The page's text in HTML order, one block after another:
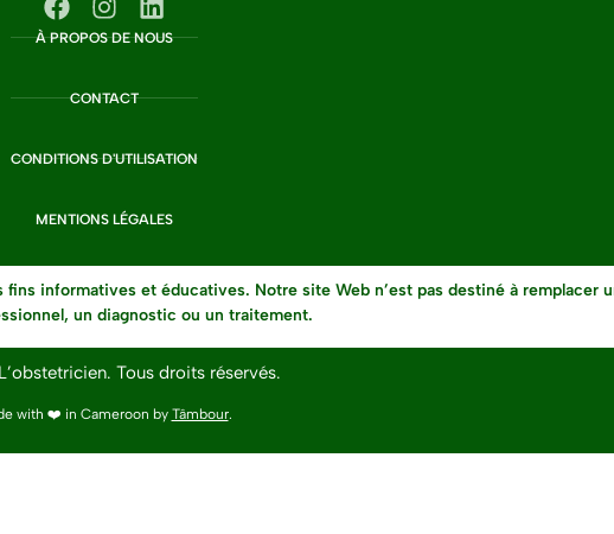
À PROPOS DE NOUS
CONTACT
CONDITIONS D'UTILISATION
MENTIONS LÉGALES
informatives et éducatives. Notre site Web n’est pas destiné à remplacer
un diagnostic ou un traitement.
Tous droits réservés.
with ❤️ in Cameroon by Tâmbour.